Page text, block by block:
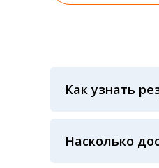
Как узнать
анализов при
Насколько
Гарантия